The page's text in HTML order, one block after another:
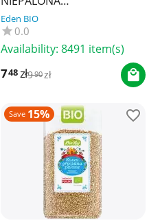
BEZGLUTENOWA BIO 500 g -
BIO PLANET
Eden BIO
0.0
Availability: 8491 item(s)
748zł990zł
Save 15%